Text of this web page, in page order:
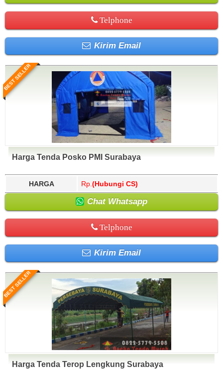
Telphone
Kirim Email
BEST SELLER
Harga Tenda Posko PMI Surabaya
HARGA Rp. (Hubungi CS)
Chat Whatsapp
Telphone
Kirim Email
BEST SELLER
Harga Tenda Terop Lengkung Surabaya